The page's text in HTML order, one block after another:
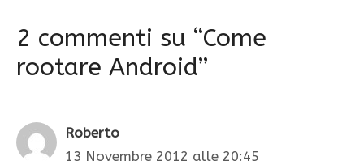
2 commenti su “Come
rootare Android”
Roberto
13 Novembre 2012 alle 20:45